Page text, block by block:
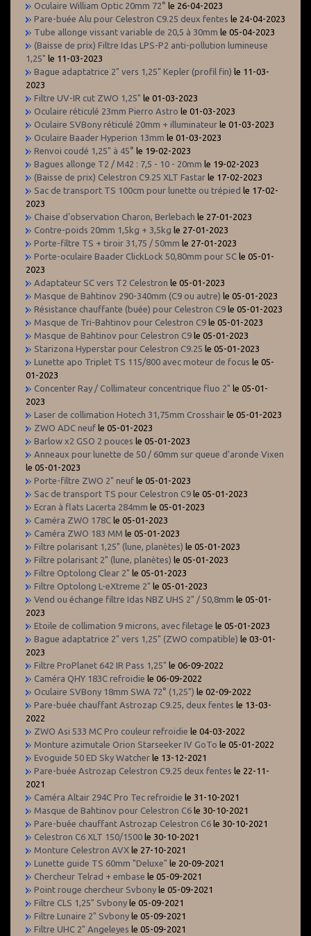
Oculaire William Optic 20mm 72° le 26-04-2023
Pare-buée Alu pour Celestron C9.25 deux fentes le 24-04-2023
Tube allonge vissant variable de 20,5 à 30mm le 05-04-2023
(Baisse de prix) Filtre Idas LPS-P2 anti-pollution lumineuse
1,25" le 11-03-2023
Bague adaptatrice 2" vers 1,25" Kepler (profil fin) le 11-03-
2023
Filtre UV-IR cut ZWO 1,25" le 01-03-2023
Oculaire réticulé 23mm Pierro Astro le 01-03-2023
Oculaire SVBony réticulé 20mm + illuminateur le 01-03-2023
Oculaire Baader Hyperion 13mm le 01-03-2023
Renvoi coudé 1,25" à 45° le 19-02-2023
Bagues allonge T2 / M42 : 7,5 - 10 - 20mm le 19-02-2023
(Baisse de prix) Celestron C9.25 XLT Fastar le 17-02-2023
Sac de transport TS 100cm pour lunette ou trépied le 17-02-
2023
Chaise d’observation Charon, Berlebach le 27-01-2023
Contre-poids 20mm 1,5kg + 3,5kg le 27-01-2023
Porte-filtre TS + tiroir 31,75 / 50mm le 27-01-2023
Porte-oculaire Baader ClickLock 50,80mm pour SC le 05-01-
2023
Adaptateur SC vers T2 Celestron le 05-01-2023
Masque de Bahtinov 290-340mm (C9 ou autre) le 05-01-2023
Résistance chauffante (buée) pour Celestron C9 le 05-01-2023
Masque de Tri-Bahtinov pour Celestron C9 le 05-01-2023
Masque de Bahtinov pour Celestron C9 le 05-01-2023
Starizona Hyperstar pour Celestron C9.25 le 05-01-2023
Lunette apo Triplet TS 115/800 avec moteur de focus le 05-
01-2023
Concenter Ray / Collimateur concentrique fluo 2" le 05-01-
2023
Laser de collimation Hotech 31,75mm Crosshair le 05-01-2023
ZWO ADC neuf le 05-01-2023
Barlow x2 GSO 2 pouces le 05-01-2023
Anneaux pour lunette de 50 / 60mm sur queue d’aronde Vixen
le 05-01-2023
Porte-filtre ZWO 2" neuf le 05-01-2023
Sac de transport TS pour Celestron C9 le 05-01-2023
Ecran à flats Lacerta 284mm le 05-01-2023
Caméra ZWO 178C le 05-01-2023
Caméra ZWO 183 MM le 05-01-2023
Filtre polarisant 1,25" (lune, planètes) le 05-01-2023
Filtre polarisant 2" (lune, planètes) le 05-01-2023
Filtre Optolong Clear 2" le 05-01-2023
Filtre Optolong L-eXtreme 2" le 05-01-2023
Vend ou échange filtre Idas NBZ UHS 2" / 50,8mm le 05-01-
2023
Etoile de collimation 9 microns, avec filetage le 05-01-2023
Bague adaptatrice 2" vers 1,25" (ZWO compatible) le 03-01-
2023
Filtre ProPlanet 642 IR Pass 1,25" le 06-09-2022
Caméra QHY 183C refroidie le 06-09-2022
Oculaire SVBony 18mm SWA 72° (1,25") le 02-09-2022
Pare-buée chauffant Astrozap C9.25, deux fentes le 13-03-
2022
ZWO Asi 533 MC Pro couleur refroidie le 04-03-2022
Monture azimutale Orion Starseeker IV GoTo le 05-01-2022
Evoguide 50 ED Sky Watcher le 13-12-2021
Pare-buée Astrozap Celestron C9.25 deux fentes le 22-11-
2021
Caméra Altair 294C Pro Tec refroidie le 31-10-2021
Masque de Bahtinov pour Celestron C6 le 30-10-2021
Pare-buée chauffant Astrozap Celestron C6 le 30-10-2021
Celestron C6 XLT 150/1500 le 30-10-2021
Monture Celestron AVX le 27-10-2021
Lunette guide TS 60mm "Deluxe" le 20-09-2021
Chercheur Telrad + embase le 05-09-2021
Point rouge chercheur Svbony le 05-09-2021
Filtre CLS 1,25" Svbony le 05-09-2021
Filtre Lunaire 2" Svbony le 05-09-2021
Filtre UHC 2" Angeleyes le 05-09-2021